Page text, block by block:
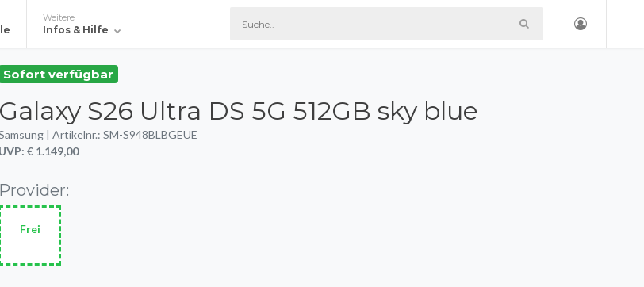
Weitere
Infos & Hilfe
Sofort verfügbar
Galaxy S26 Ultra DS 5G 512GB sky blue
| Artikelnr.: SM-S948BLBGEUE
UVP: € 1.149,00
Provider:
Frei